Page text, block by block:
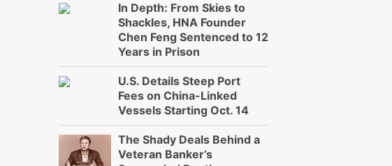
In Depth: From Skies to
Shackles, HNA Founder
Chen Feng Sentenced to 12
Years in Prison
U.S. Details Steep Port
Fees on China-Linked
Vessels Starting Oct. 14
The Shady Deals Behind a
Veteran Banker’s